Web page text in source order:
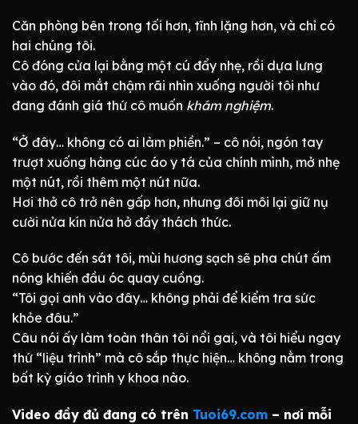
Căn phòng bên trong tối hơn, tĩnh lặng hơn, và chỉ có
hai chúng tôi.
Cô đóng cửa lại bằng một cú đẩy nhẹ, rồi dựa lưng
vào đó, đôi mắt chậm rãi nhìn xuống người tôi như
đang đánh giá thứ cô muốn khám nghiệm.
“Ở đây… không có ai làm phiền.” – cô nói, ngón tay
trượt xuống hàng cúc áo y tá của chính mình, mở nhẹ
một nút, rồi thêm một nút nữa.
Hơi thở cô trở nên gấp hơn, nhưng đôi môi lại giữ nụ
cười nửa kín nửa hở đầy thách thức.
Cô bước đến sát tôi, mùi hương sạch sẽ pha chút ấm
nóng khiến đầu óc quay cuồng.
“Tôi gọi anh vào đây… không phải để kiểm tra sức
khỏe đâu.”
Câu nói ấy làm toàn thân tôi nổi gai, và tôi hiểu ngay
thứ “liệu trình” mà cô sắp thực hiện… không nằm trong
bất kỳ giáo trình y khoa nào.
Video đầy đủ đang có trên Tuoi69.com – nơi mỗi